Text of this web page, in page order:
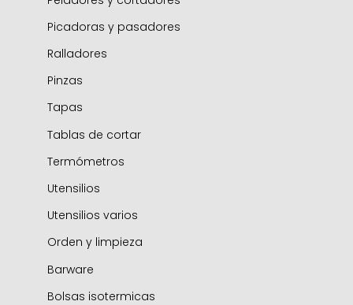
Picadoras y pasadores
Ralladores
Pinzas
Tapas
Tablas de cortar
Termómetros
Utensilios
Utensilios varios
Orden y limpieza
Barware
Bolsas isotermicas